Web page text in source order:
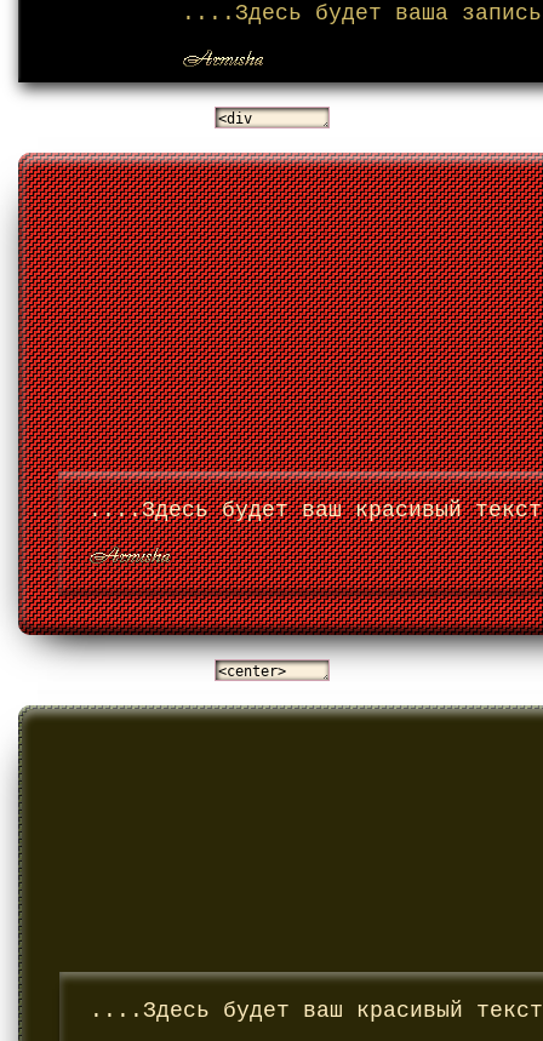
....Здесь будет ваша
....Здесь будет ваш красивый
....Здесь будет ваш красивый